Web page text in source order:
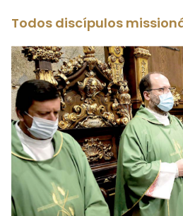
Todos discípulos